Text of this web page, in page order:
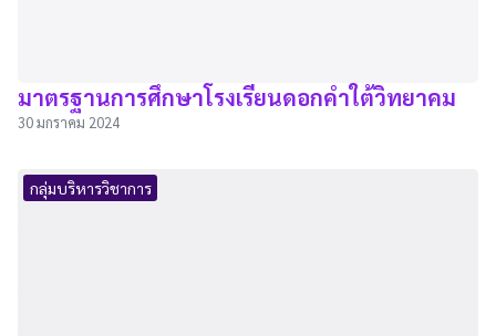
มาตรฐานการศึกษาโรงเรียนดอกคำใต้วิทยาคม
30 มกราคม 2024
กลุ่มบริหารวิชาการ